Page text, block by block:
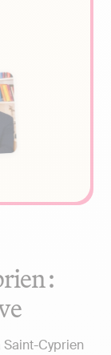
:
Cyprien